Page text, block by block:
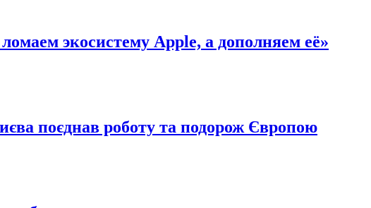
экосистему Apple, а дополняем её»
поєднав роботу та подорож Європою